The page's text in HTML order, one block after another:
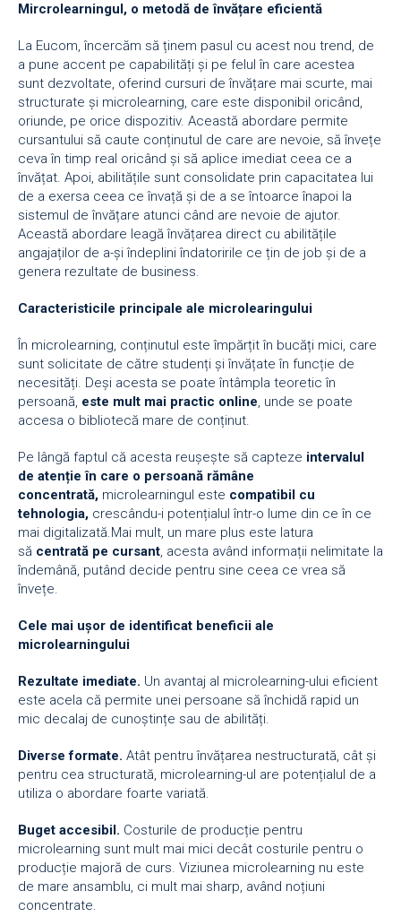
Mircrolearningul, o metodă de învățare eficientă
La Eucom, încercăm să ținem pasul cu acest nou trend, de
a pune accent pe capabilități și pe felul în care acestea
sunt dezvoltate, oferind cursuri de învățare mai scurte, mai
structurate și microlearning, care este disponibil oricând,
oriunde, pe orice dispozitiv. Această abordare permite
cursantului să caute conținutul de care are nevoie, să învețe
ceva în timp real oricând și să aplice imediat ceea ce a
învățat. Apoi, abilitățile sunt consolidate prin capacitatea lui
de a exersa ceea ce învață și de a se întoarce înapoi la
sistemul de învățare atunci când are nevoie de ajutor.
Această abordare leagă învățarea direct cu abilitățile
angajaților de a-și îndeplini îndatoririle ce țin de job și de a
genera rezultate de business.
Caracteristicile principale ale microlearingului
În microlearning, conținutul este împărțit în bucăți mici, care
sunt solicitate de către studenți și învățate în funcție de
necesități. Deși acesta se poate întâmpla teoretic în
persoană, este mult mai practic online, unde se poate
accesa o bibliotecă mare de conținut.
Pe lângă faptul că acesta reușește să capteze intervalul
de atențieîn care o persoană rămâne
concentrată, microlearningul este compatibil cu
tehnologia, crescându-i potențialul într-o lume din ce în ce
mai digitalizată.Mai mult, un mare plus este latura
să centrată pe cursant, acesta având informații nelimitate la
îndemână, putând decide pentru sine ceea ce vrea să
învețe.
Cele mai ușor de identificat beneficii ale
microlearningului
Rezultate imediate. Un avantaj al microlearning-ului eficient
este acela că permite unei persoane să închidă rapid un
mic decalaj de cunoștințe sau de abilități.
Diverse formate. Atât pentru învățarea nestructurată, cât și
pentru cea structurată, microlearning-ul are potențialul de a
utiliza o abordare foarte variată.
Buget accesibil. Costurile de producție pentru
microlearning sunt mult mai mici decât costurile pentru o
producție majoră de curs. Viziunea microlearning nu este
de mare ansamblu, ci mult mai sharp, având noțiuni
concentrate.